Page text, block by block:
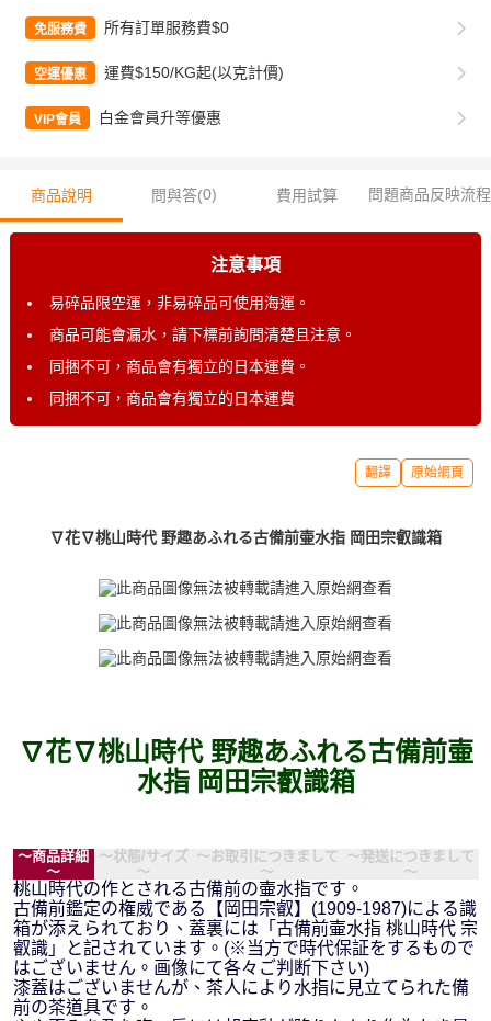
免服務費 所有訂單服務費$0
空運優惠 運費$150/KG起(以克計價)
VIP會員 白金會員升等優惠
商品說明 問與答(0) 費用試算 問題商品反映流程
注意事項
易碎品限空運，非易碎品可使用海運。
商品可能會漏水，請下標前詢問清楚且注意。
同捆不可，商品會有獨立的日本運費。
同捆不可，商品會有獨立的日本運費
翻譯 原始網頁
∇花∇桃山時代 野趣あふれる古備前壷水指 岡田宗叡識箱
∇花∇桃山時代 野趣あふれる古備前壷
水指 岡田宗叡識箱
～商品詳細
～
～状態/サイズ
～
～お取引につきまして
～
～発送につきまして
～
桃山時代の作とされる古備前の壷水指です。
古備前鑑定の権威である【岡田宗叡】(1909-1987)による識
箱が添えられており、蓋裏には「古備前壷水指 桃山時代 宗
叡識」と記されています。(※当方で時代保証をするもので
はございません。画像にて各々ご判断下さい)
漆蓋はございませんが、茶人により水指に見立てられた備
前の茶道具です。